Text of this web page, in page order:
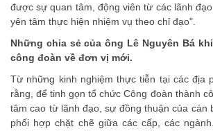
được sự quan tâm, động viên từ các lãnh
yên tâm thực hiện nhiệm vụ theo chỉ đạo".
Những chia sẻ của ông Lê Nguyên Bá
công đoàn về đơn vị mới.
Từ những kinh nghiệm thực tiễn tại các địa
rằng, đểtinh gọn tổ chức Công đoàn thành
tâm cao từ lãnh đạo, sự đồng thuận của cán
phối hợp chặt chẽ giữa các cấp, các